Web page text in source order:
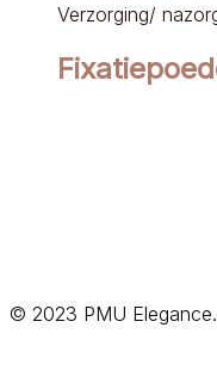
Verzorging/
© 2023 PMU